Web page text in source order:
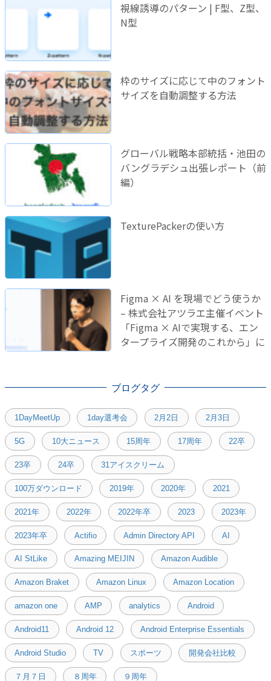
視線誘導のパターン | F型、Z型、
N型
枠のサイズに応じて中のフォント
サイズを自動調整する方法
グローバル戦略本部統括・池田の
バングラデシュ出張レポート（前
編）
TexturePackerの使い方
Figma × AI を現場でどう使うか
– 株式会社アツラエ主催イベント
「Figma × AIで実現する、エン
タープライズ開発のこれから」に
ブログタグ
1DayMeetUp 1day選考会 2月2日 2月3日
5G 10大ニュース 15周年 17周年 22卒
23卒 24卒 31アイスクリーム
100万ダウンロード 2019年 2020年 2021
2021年 2022年 2022年卒 2023 2023年
2023年卒 Actifio Admin Directory API AI
AI StLike Amazing MEIJIN Amazon Audible
Amazon Braket Amazon Linux Amazon Location
amazon one AMP analytics Android
Android11 Android 12 Android Enterprise Essentials
Android Studio TV スポーツ 開発会社比較
７月７日 ８周年 ９周年